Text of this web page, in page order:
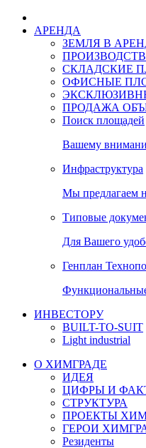
АРЕНДА
ЗЕМЛЯ В
СКЛАДСКИЕ
ОФИСНЫЕ
ПРОДАЖА
Поиск площадей
Вашему
Инфраструктура
Мы предлагаем
Типовые
Для Вашего
Генплан
ИНВЕСТОРУ
BUILT-TO-SUIT
Light industrial
О ХИМГРАДЕ
ИДЕЯ
ЦИФРЫ И
СТРУКТУРА
ПРОЕКТЫ
ГЕРОИ
Резиденты